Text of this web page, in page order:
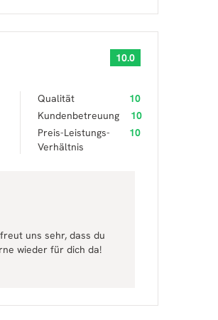
10.0
Qualität
10
Kundenbetreuung
10
Preis-Leistungs-
Verhältnis
10
uns sehr, dass du
wieder für dich da!